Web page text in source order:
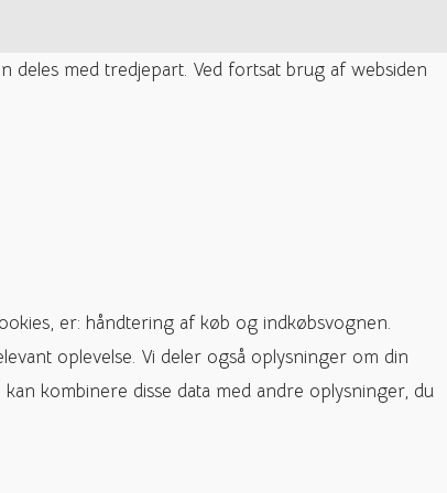
deles med tredjepart. Ved fortsat brug af websiden
er: håndtering af køb og indkøbsvognen.
oplevelse. Vi deler også oplysninger om din
kombinere disse data med andre oplysninger, du